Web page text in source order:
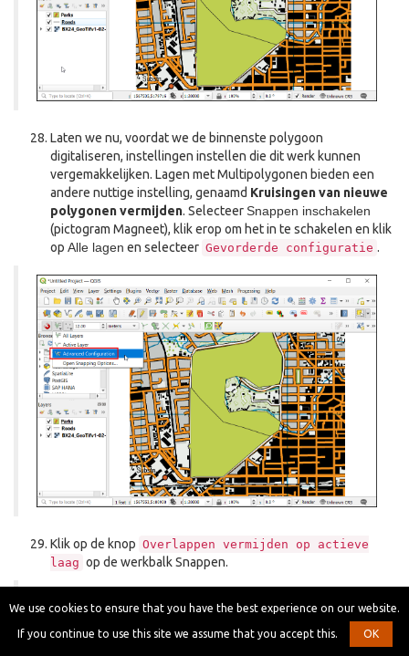
Laten we nu, voordat we de binnenste polygoon
digitaliseren, instellingen instellen die dit werk kunnen
vergemakkelijken. Lagen met Multipolygonen bieden een
andere nuttige instelling, genaamd Kruisingen van nieuwe
polygonen vermijden. SelecteerSnappen inschakelen
(pictogram Magneet), klik erop om het in te schakelen en klik
op Alle lagen en selecteer Gevorderde configuratie .
Klik op de knop Overlappen vermijden op
actieve
laag op de werkbalk Snappen.
We use cookies to ensure that you have the best experience on our website.
If you continue to use this site we assume that you accept this. OK